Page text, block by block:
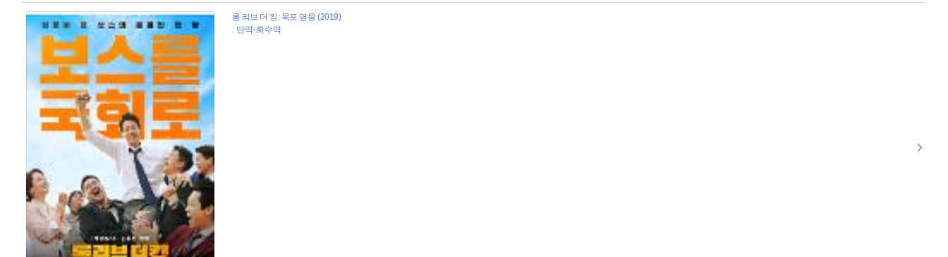
롱 리브 더 킹: 목포 영웅 (2019)
: 단역-희수역